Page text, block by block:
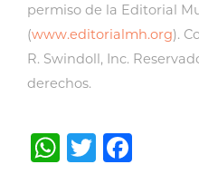
permiso de la Editorial
(www.editorialmh.org).
R. Swindoll, Inc.
derechos.
WhatsApp
Twitter